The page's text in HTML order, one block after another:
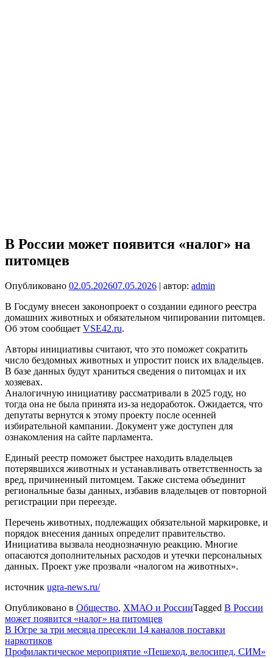
В России может появится «налог» на
питомцев
Опубликовано 02.05.202607.05.2026 | автор: admin
В Госдуму внесен законопроект о создании единого реестра
домашних животных и обязательном чипировании питомцев.
Об этом сообщает VSE42.ru.
Авторы инициативы считают, что это поможет сократить
число бездомных животных и упростит поиск их владельцев.
В базе данных будут храниться сведения о питомцах и их
хозяевах.
Аналогичную инициативу рассматривали в 2025 году, но
тогда она не была принята из-за недоработок. Ожидается, что
депутаты вернутся к этому проекту после осенней
избирательной кампании. Документ уже доступен для
ознакомления на сайте парламента.
Единый реестр поможет быстрее находить владельцев
потерявшихся животных и устанавливать ответственность за
вред, причиненный питомцем. Также система объединит
региональные базы данных, избавив владельцев от повторной
регистрации при переезде.
Перечень животных, подлежащих обязательной маркировке, и
порядок внесения данных определит правительство.
Инициатива вызвала неоднозначную реакцию. Многие
опасаются дополнительных расходов и утечки персональных
данных. Проект уже прозвали «налогом на животных».
источник ugra-news.ru/
Опубликовано в Общество, ХМАО и РоссииTagged В России
может появится «налог» на питомцев
Навигация
по
В Югре за три месяца пресекли 14 каналов поставки
наркотиков
Профилактическое мероприятие «Пешеход, велосипед, СИМ»